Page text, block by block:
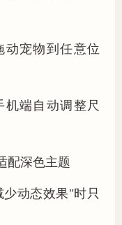
动宠物到任意位
机端自动调整尺
配深色主题
动态效果"时只